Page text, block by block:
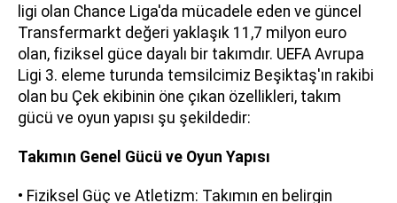
ligi olan Chance Liga'da mücadele eden ve güncel
Transfermarkt değeri yaklaşık 11,7 milyon euro
olan, fiziksel güce dayalı bir takımdır. UEFA Avrupa
Ligi 3. eleme turunda temsilcimiz Beşiktaş'ın rakibi
olan bu Çek ekibinin öne çıkan özellikleri, takım
gücü ve oyun yapısı şu şekildedir:
Takımın Genel Gücü ve Oyun Yapısı
• Fiziksel Güç ve Atletizm: Takımın en belirgin